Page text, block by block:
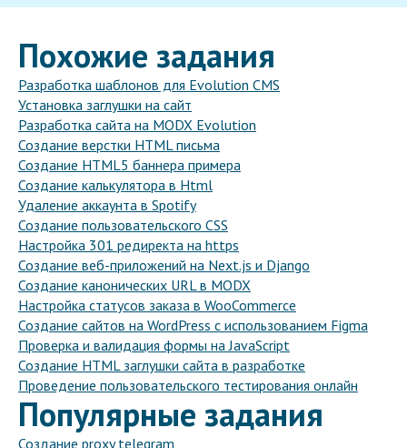
Похожие задания
Разработка шаблонов для Evolution CMS
Установка заглушки на сайт
Разработка сайта на MODX Evolution
Создание верстки HTML письма
Создание HTML5 баннера примера
Создание калькулятора в Html
Удаление аккаунта в Spotify
Создание пользовательского CSS
Настройка 301 редиректа на https
Создание веб-приложений на Next.js и Django
Создание канонических URL в MODX
Настройка статусов заказа в WooCommerce
Создание сайтов на WordPress с использованием Figma
Проверка и валидация формы на JavaScript
Создание HTML заглушки сайта в разработке
Проведение пользовательского тестирования онлайн
Популярные задания
Создание proxy telegram